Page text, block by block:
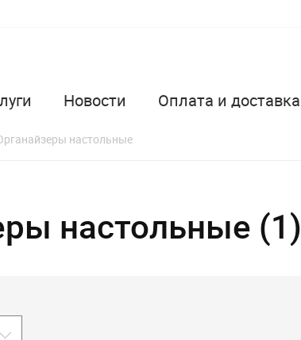
Новости Оплата и доставка
настольные
настольные (1)